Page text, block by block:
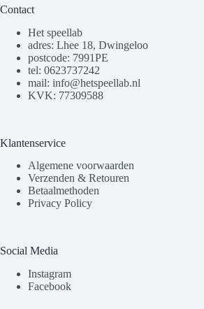
Contact
Het speellab
adres: Lhee 18, Dwingeloo
postcode: 7991PE
tel: 0623737242
mail: info@hetspeellab.nl
KVK: 77309588
Klantenservice
Algemene voorwaarden
Verzenden & Retouren
Betaalmethoden
Privacy Policy
Social Media
Instagram
Facebook